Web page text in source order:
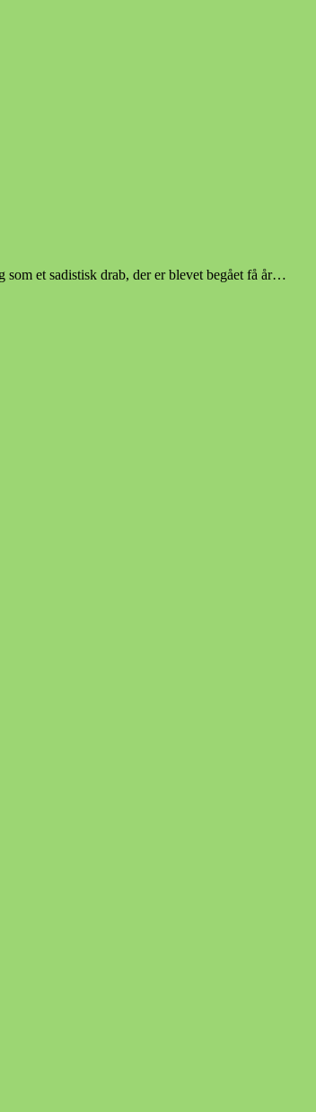
et sadistisk drab, der er blevet begået få år…